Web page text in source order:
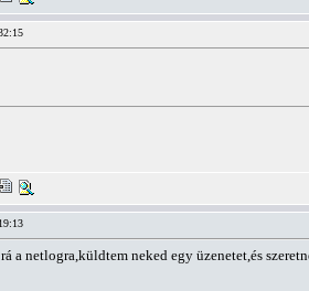
a netlogra,küldtem neked egy üzenetet,és